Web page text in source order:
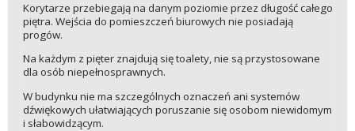
Korytarze przebiegają na danym poziomie przez długość całego
piętra. Wejścia do pomieszczeń biurowych nie posiadają
progów.
Na każdym z pięter znajdują się toalety, nie są przystosowane
dla osób niepełnosprawnych.
W budynku nie ma szczególnych oznaczeń ani systemów
dźwiękowych ułatwiających poruszanie się osobom niewidomym
i słabowidzącym.